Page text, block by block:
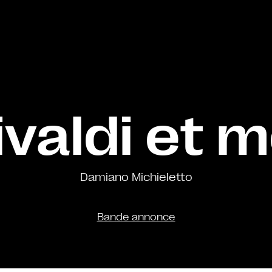
et
Damiano Michieletto
Bande annonce